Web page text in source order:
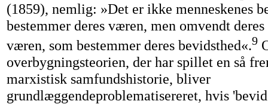
(1859), nemlig: »Det er ikke menneskenes
bestemmer deres væren, men omvendt
væren, som bestemmer deres bevidsthed«.9
overbygningsteorien, der har spillet en så
marxistisk samfundshistorie, bliver
grundlæggendeproblematisereret, hvis